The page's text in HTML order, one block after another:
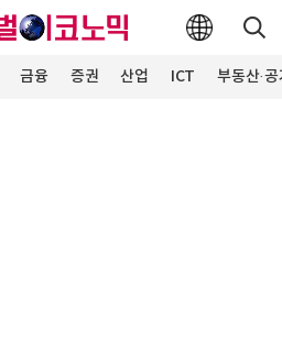
금융 증권 산업 ICT 부동산·